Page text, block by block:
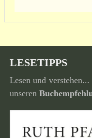
LESETIPPS
Lesen und
unseren